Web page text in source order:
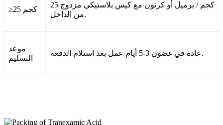
≥25 كجم
25 كجم / برميل أو كرتون مع كيس بلاستيكي مزدوج
من الداخل.
موعد
التسليم
عادة في غضون 3-5 أيام عمل بعد استلام الدفعة.